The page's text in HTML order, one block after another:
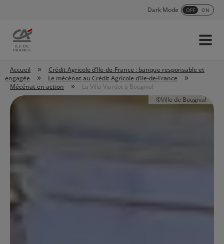
Dark Mode OFF ON
Accueil
Menu
Accueil »
Crédit Agricole d’Ile-de-France : banque responsable et
engagée
» Le mécénat au Crédit Agricole d’Ile-de-France »
Mécénat en action »
La Villa Viardot à Bougival
©Ville de Bougival